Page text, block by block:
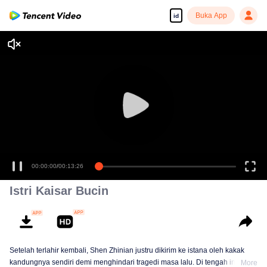
id Buka App
00:00:00/00:13:26
Istri Kaisar Bucin
Setelah terlahir kembali, Shen Zhinian justru dikirim ke istana oleh kakak
kandungnya sendiri demi menghindari tragedi masa lalu. Di tengah intrikMore